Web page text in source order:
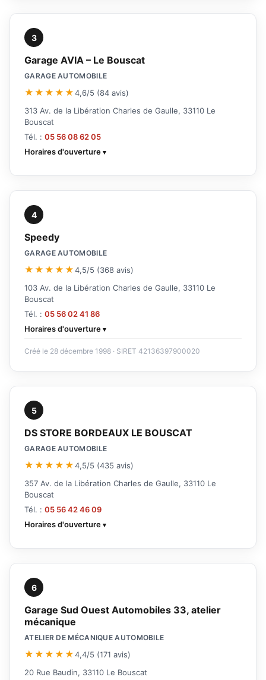
3
Garage AVIA – Le Bouscat
GARAGE AUTOMOBILE
★★★★★4,6/5 (84 avis)
313 Av. de la Libération Charles de Gaulle, 33110 Le
Bouscat
Tél. : 05 56 08 62 05
Horaires d'ouverture
4
Speedy
GARAGE AUTOMOBILE
★★★★★4,5/5 (368 avis)
103 Av. de la Libération Charles de Gaulle, 33110 Le
Bouscat
Tél. : 05 56 02 41 86
Horaires d'ouverture
Créé le 28 décembre 1998 · SIRET 42136397900020
5
DS STORE BORDEAUX LE BOUSCAT
GARAGE AUTOMOBILE
★★★★★4,5/5 (435 avis)
357 Av. de la Libération Charles de Gaulle, 33110 Le
Bouscat
Tél. : 05 56 42 46 09
Horaires d'ouverture
6
Garage Sud Ouest Automobiles 33, atelier
mécanique
ATELIER DE MÉCANIQUE AUTOMOBILE
★★★★★4,4/5 (171 avis)
20 Rue Baudin, 33110 Le Bouscat